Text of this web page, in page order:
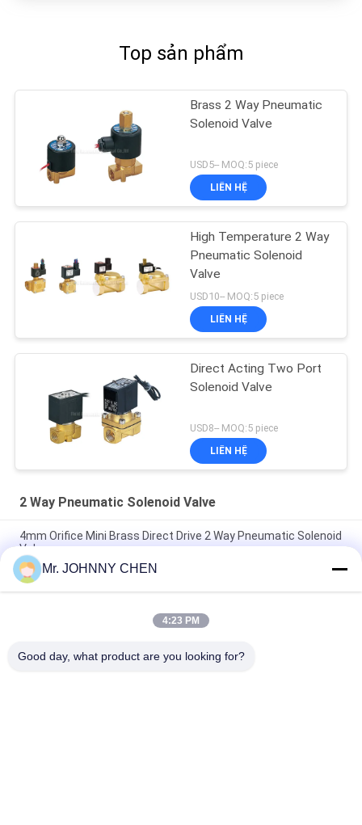
Top sản phẩm
Brass 2 Way Pneumatic
Solenoid Valve
USD5-- MOQ:5 piece
LIÊN HỆ
High Temperature 2 Way
Pneumatic Solenoid
Valve
USD10-- MOQ:5 piece
LIÊN HỆ
Direct Acting Two Port
Solenoid Valve
USD8-- MOQ:5 piece
LIÊN HỆ
2 Way Pneumatic Solenoid Valve
4mm Orifice Mini Brass Direct Drive 2 Way Pneumatic Solenoid
Valve
16~50mm Orifice 2/2 Brass Pneumatic Solenoid Valve
G1/2"~G2" With Viton Seal
High Temperature 1.5MPa 2 Way Pneumatic Solenoid Valve
Mr. JOHNNY CHEN
4:23 PM
Good day, what product are you looking for?